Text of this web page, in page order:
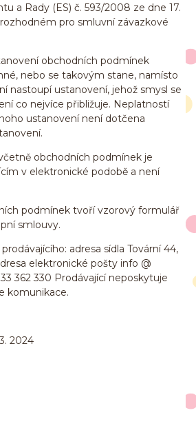
a Rady (ES) č. 593/2008 ze dne 17.
pro smluvní závazkové
obchodních podmínek
nebo se takovým stane, namísto
nastoupí ustanovení, jehož smysl se
co nejvíce přibližuje. Neplatností
ustanovení není dotčena
obchodních podmínek je
v elektronické podobě a není
podmínek tvoří vzorový formulář
smlouvy.
adresa sídla Tovární 44,
elektronické pošty info @
362 330 Prodávající neposkytuje
komunikace.
2024